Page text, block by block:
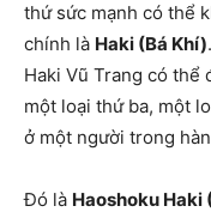
thứ sức mạnh có thể
chính là Haki (Bá Khí)
Haki Vũ Trang có thể
một loại thứ ba, một
ở một người trong
Đó là Haoshoku Haki